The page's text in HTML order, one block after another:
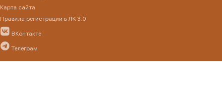
Карта сайта
Правила регистрации в ЛК 3.0
ВКонтакте
Телеграм